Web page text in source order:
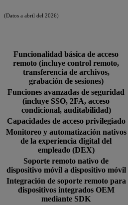
(Datos a abril del 2026)
Funcionalidad básica de acceso
remoto (incluye control remoto,
transferencia de archivos,
grabación de sesiones)
Funciones avanzadas de seguridad
(incluye SSO, 2FA, acceso
condicional, auditabilidad)
Capacidades de acceso privilegiado
Monitoreo y automatización nativos
de la experiencia digital del
empleado (DEX)
Soporte remoto nativo de
dispositivo móvil a dispositivo móvil
Integración de soporte remoto para
dispositivos integrados OEM
mediante SDK